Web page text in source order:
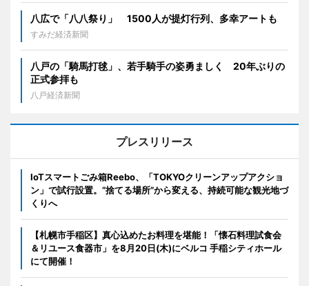
八広で「八八祭り」 1500人が提灯行列、多幸アートも
すみだ経済新聞
八戸の「騎馬打毬」、若手騎手の姿勇ましく 20年ぶりの
正式参拝も
八戸経済新聞
プレスリリース
IoTスマートごみ箱Reebo、「TOKYOクリーンアップアクショ
ン」で試行設置。”捨てる場所”から変える、持続可能な観光地づ
くりへ
【札幌市手稲区】真心込めたお料理を堪能！「懐石料理試食会
＆リユース食器市」を8月20日(木)にベルコ 手稲シティホール
にて開催！